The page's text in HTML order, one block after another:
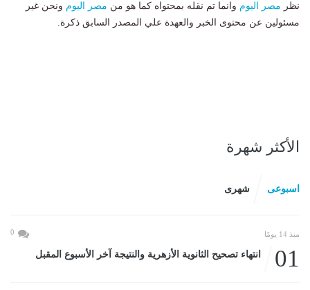
نظر مصر اليوم وانما تم نقله بمحتواه كما هو من مصر اليوم ونحن غير
مسئولين عن محتوى الخبر والعهدة علي المصدر السابق ذكرة.
الأكثر شهرة
اسبوعى شهرى
منذ 14 يومًا 0
01 انتهاء تصحيح الثانوية الأزهرية والنتيجة آخر الأسبوع المقبل